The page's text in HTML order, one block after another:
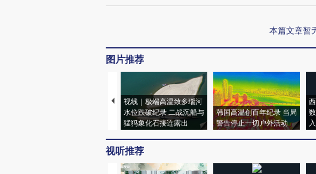
本篇文章暂
图片推荐
视线｜极端高温致多瑙河
水位跌破纪录 二战沉船与
猛犸象化石接连露出
韩国高温创百年纪录 当局
警告停止一切户外活动
入
视听推荐